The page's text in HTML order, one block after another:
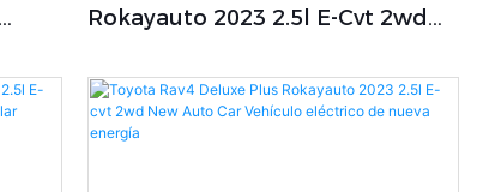
Rokayauto 2023 2.5l E-Cvt 2wd
Vehículo De Nueva Energía
Coches Híbrido